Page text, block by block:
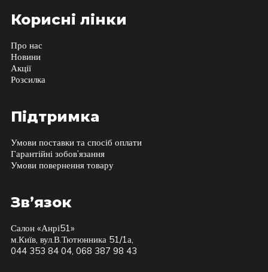
Корисні лінки
Про нас
Новини
Акції
Розсилка
Підтримка
Умови поставки та спосіб оплати
Гарантійні зобов’язання
Умови повернення товару
Зв’язок
Салон «Анрі51»
м.Київ, вул.В.Тютюнника 51/1а,
044 353 84 04, 068 387 98 43